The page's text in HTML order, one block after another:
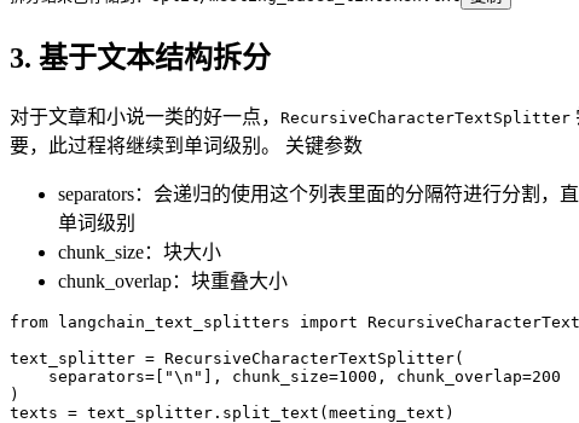
3. 基于文本结构拆分
对于文章和小说一类的好一点， RecursiveCharacterTextSplitter
要，此过程将继续到单词级别。 关键参数
separators：会递归的使用这个列表里面的分隔符进行分割，
单词级别
chunk_size：块大小
chunk_overlap：块重叠大小
from langchain_text_splitters import
text_splitter = RecursiveCharacterTextSplitter(
    separators
= [ "\n " ], chunk_size=1000 , chunk_overlap=200
)
texts = text_splitter . split_text (meeting_text )